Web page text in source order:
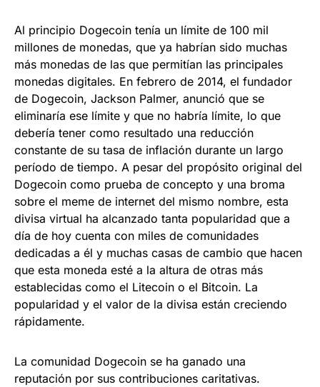
Al principio Dogecoin tenía un límite de 100 mil
millones de monedas, que ya habrían sido muchas
más monedas de las que permitían las principales
monedas digitales. En febrero de 2014, el fundador
de Dogecoin, Jackson Palmer, anunció que se
eliminaría ese límite y que no habría límite, lo que
debería tener como resultado una reducción
constante de su tasa de inflación durante un largo
período de tiempo. A pesar del propósito original del
Dogecoin como prueba de concepto y una broma
sobre el meme de internet del mismo nombre, esta
divisa virtual ha alcanzado tanta popularidad que a
día de hoy cuenta con miles de comunidades
dedicadas a él y muchas casas de cambio que hacen
que esta moneda esté a la altura de otras más
establecidas como el Litecoin o el Bitcoin. La
popularidad y el valor de la divisa están creciendo
rápidamente.
La comunidad Dogecoin se ha ganado una
reputación por sus contribuciones caritativas.